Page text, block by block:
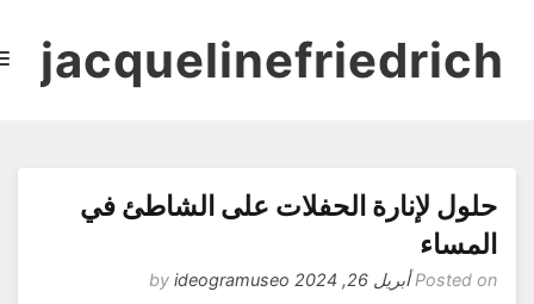
لإنارة الحفلات على الشاطئ في
Posted أبريل 26, 2024 by
ideogramuseo